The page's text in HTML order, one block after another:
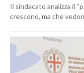
Il sindacato analizza il
crescono, ma che